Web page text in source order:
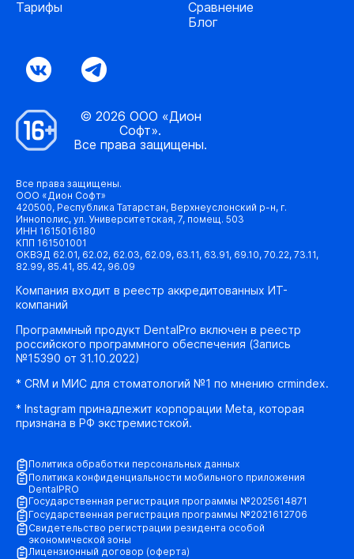
Тарифы
Сравнение
Блог
© 2026 ООО «Дион
Софт».
Все права защищены.
Все права защищены.
ООО «Дион Софт»
420500, Республика Татарстан, Верхнеуслонский р-н, г.
Иннополис, ул. Университетская, 7, помещ. 503
ИНН 1615016180
КПП 161501001
ОКВЭД 62.01, 62.02, 62.03, 62.09, 63.11, 63.91, 69.10, 70.22, 73.11,
82.99, 85.41, 85.42, 96.09
Компания входит в реестр аккредитованных ИТ-
компаний
Программный продукт DentalPro включен в реестр
российского программного обеспечения (Запись
№15390 от 31.10.2022)
* CRM и МИС для стоматологий №1 по мнению crmindex.
* Instagram принадлежит корпорации Meta, которая
признана в РФ экстремистской.
Политика обработки персональных данных
Политика конфиденциальности мобильного приложения
DentalPRO
Государственная регистрация программы №2025614871
Государственная регистрация программы №2021612706
Свидетельство регистрации резидента особой
экономической зоны
Лицензионный договор (оферта)